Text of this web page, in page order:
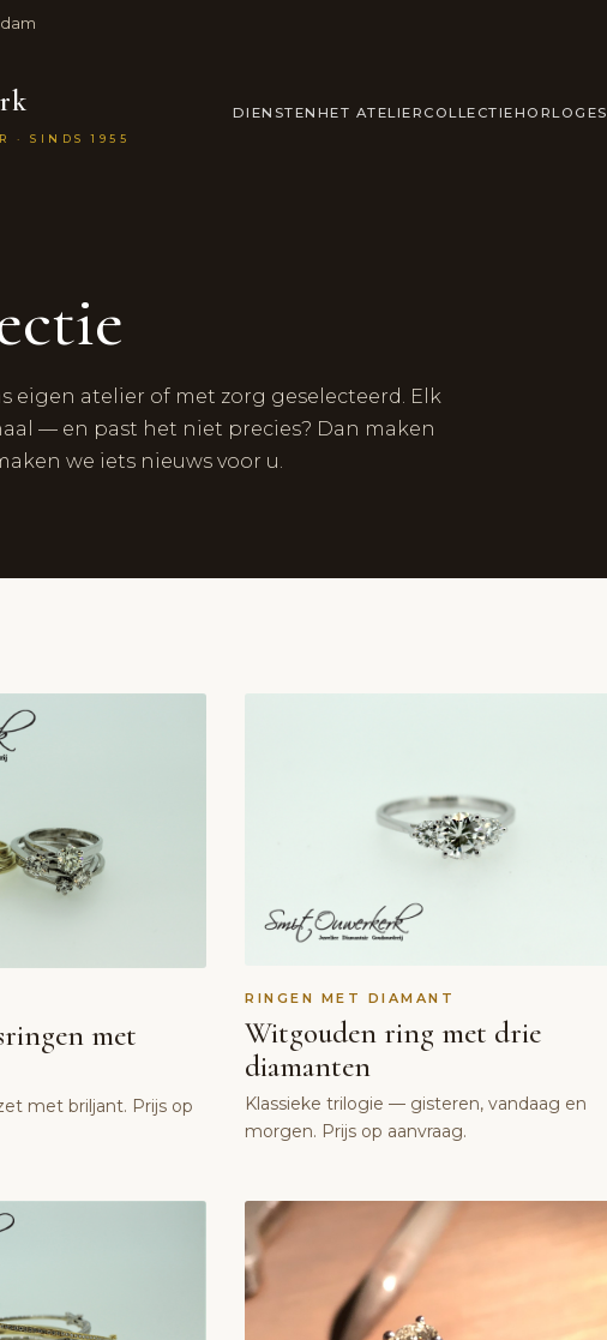
· SINDS 1955
DIENSTEN HET ATELIER COLLECTIEHORLOGES
eigen atelier of met zorg geselecteerd. Elk
— en past het niet precies? Dan maken
we iets nieuws voor u.
met
met briljant. Prijs op
RINGEN MET DIAMANT
Witgouden ring met drie
diamanten
Klassieke trilogie — gisteren, vandaag en
morgen. Prijs op aanvraag.